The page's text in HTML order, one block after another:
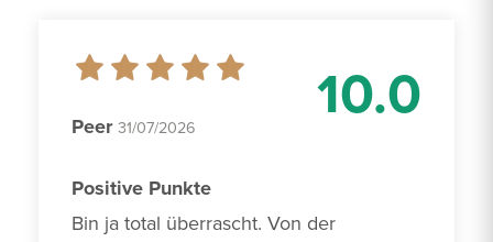
10.0
Peer 31/07/2026
Positive Punkte
Bin ja total überrascht. Von der